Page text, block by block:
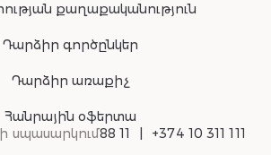
քաղաքականություն
Դարձիր գործընկեր
Դարձիր առաքիչ
Հանրային օֆերտա
սպասարկում88 11 +374 10 311 111